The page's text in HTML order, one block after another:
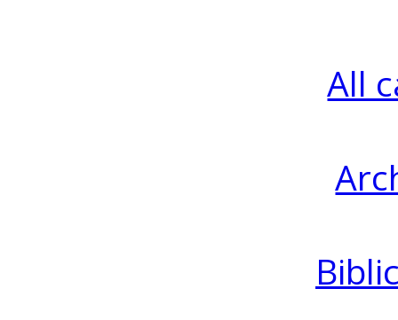
All